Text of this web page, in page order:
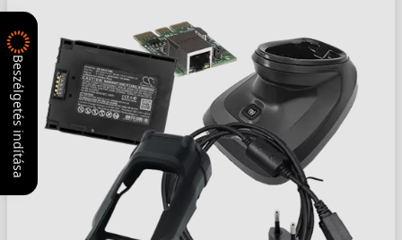
Beszélgetés indítása